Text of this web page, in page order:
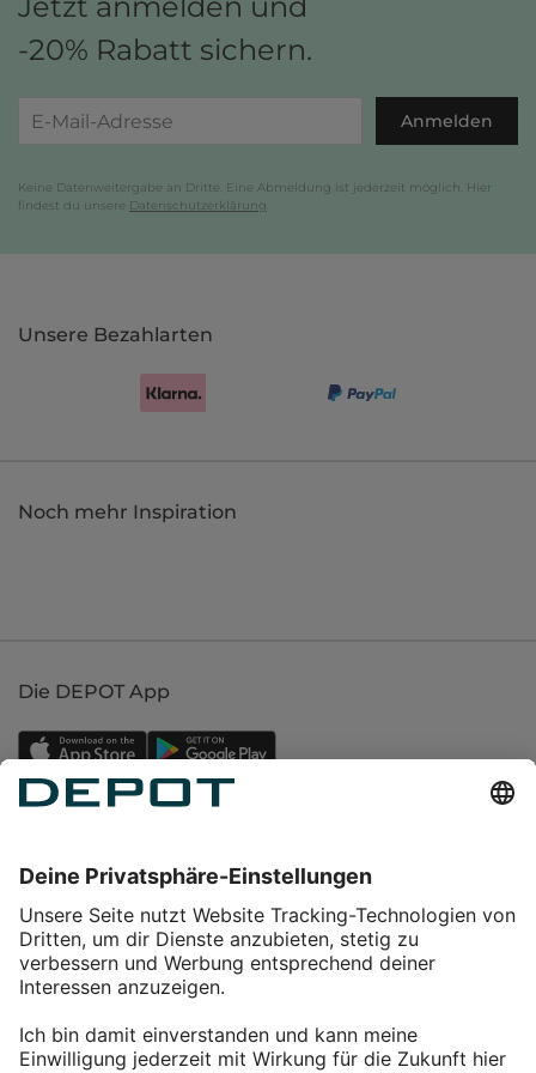
-20% Rabatt sichern.
Anmelden
Keine Datenweitergabe an Dritte. Eine Abmeldung ist jederzeit möglich. Hier
findest du unsere Datenschutzerklärung
Unsere Bezahlarten
Noch mehr Inspiration
Die DEPOT App
Service
Über DEPOT
Kontakt